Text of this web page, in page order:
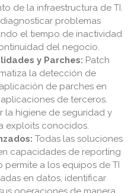
de la infraestructura de TI.
problemas
el tiempo de inactividad
del negocio.
y Parches: Patch
la detección de
de parches en
de terceros.
la higiene de seguridad y
exploits conocidos.
Todas las soluciones
capacidades de reporting
permite a los equipos de TI
en datos, identificar